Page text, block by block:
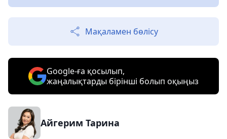
Мақаламен бөлісу
Google-ға қосылып,
жаңалықтарды бірінші болып оқыңыз
Айгерим Тарина